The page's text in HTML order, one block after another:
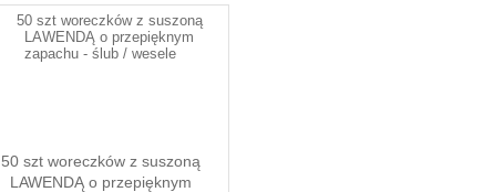
50 szt woreczków z suszoną
LAWENDĄ o przepięknym